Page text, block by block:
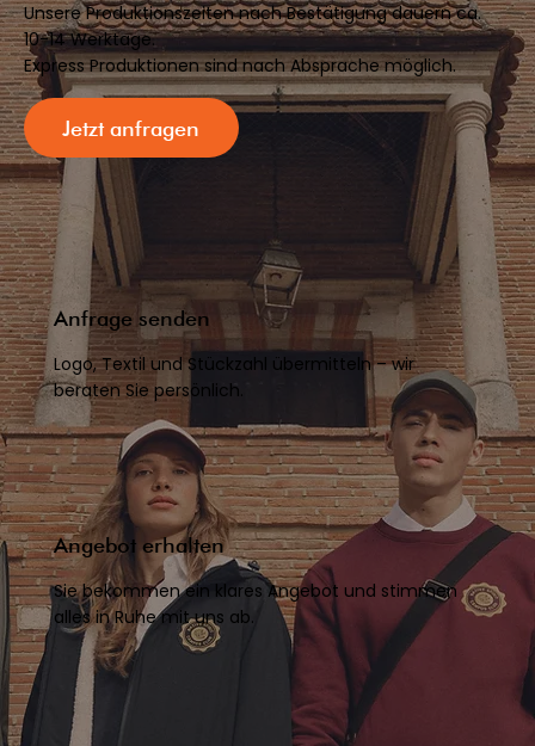
Unsere Produktionszeiten nach Bestätigung dauern ca.
10-14 Werktage.
Express Produktionen sind nach Absprache möglich.
Jetzt anfragen
Anfrage senden
Logo, Textil und Stückzahl übermitteln – wir
beraten Sie persönlich.
Angebot erhalten
Sie bekommen ein klares Angebot und stimmen
alles in Ruhe mit uns ab.